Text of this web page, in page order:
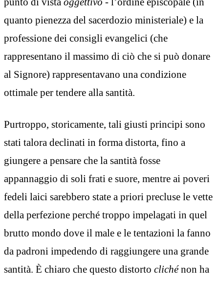
quanto pienezza del sacerdozio ministeriale) e la
professione dei consigli evangelici (che
rappresentano il massimo di ciò che si può donare
al Signore) rappresentavano una condizione
ottimale per tendere alla santità.
Purtroppo, storicamente, tali giusti principi sono
stati talora declinati in forma distorta, fino a
giungere a pensare che la santità fosse
appannaggio di soli frati e suore, mentre ai poveri
fedeli laici sarebbero state a priori precluse le vette
della perfezione perché troppo impelagati in quel
brutto mondo dove il male e le tentazioni la fanno
da padroni impedendo di raggiungere una grande
santità. È chiaro che questo distorto clichénon ha